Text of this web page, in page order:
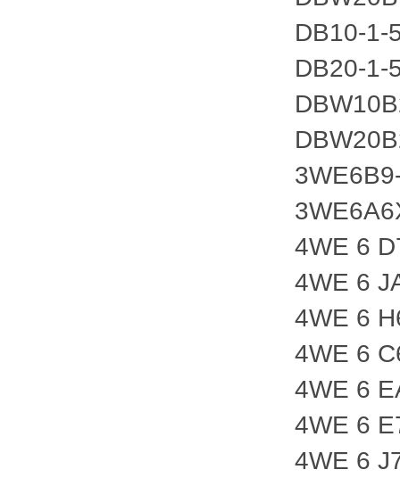
DB10-1-
DB20-1-
4WE 6
4WE 6
4WE 6
4WE 6
4WE 6
4WE 6
4WE 6